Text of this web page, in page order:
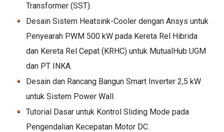
Transformer (SST).
Desain Sistem Heatsink-Cooler dengan Ansys untuk
Penyearah PWM 500 kW pada Kereta Rel Hibrida
dan Kereta Rel Cepat (KRHC) untuk MutualHub UGM
dan PT INKA.
Desain dan Rancang Bangun Smart Inverter 2,5 kW
untuk Sistem Power Wall.
Tutorial Dasar untuk Kontrol Sliding Mode pada
Pengendalian Kecepatan Motor DC.